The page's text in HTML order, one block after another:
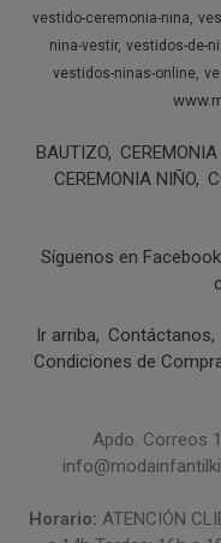
vestido-ceremonia-nina
nina-vestir vestidos-de-
vestidos-ninas-online
BAUTIZO
CEREMONIA NIÑO
Síguenos en Facebook
Ir arriba Contáctanos
Condiciones de
Apdo. Correos
Horario: ATENCIÓN